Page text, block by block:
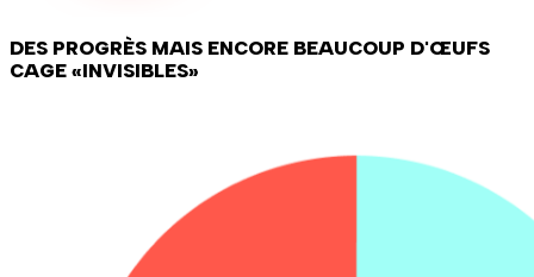
DES PROGRÈS MAIS ENCORE BEAUCOUP D'ŒUFS
CAGE «INVISIBLES»